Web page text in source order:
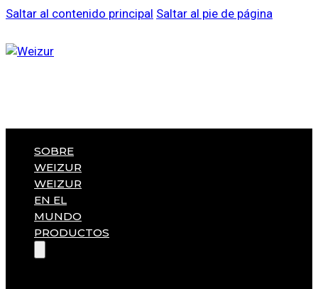
Saltar al contenido principal Saltar al pie de página
SOBRE
WEIZUR
WEIZUR
EN EL
MUNDO
PRODUCTOS